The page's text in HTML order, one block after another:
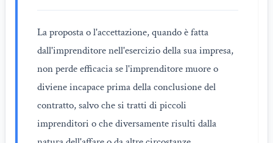
La proposta o l'accettazione, quando è fatta
dall'imprenditore nell'esercizio della sua impresa,
non perde efficacia se l'imprenditore muore o
diviene incapace prima della conclusione del
contratto, salvo che si tratti di piccoli
imprenditori o che diversamente risulti dalla